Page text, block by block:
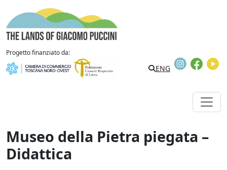
Vai al contenuto
Progetto finanziato da:
Search
ENG
Instagram
Museo della Pietra piegata –
Didattica